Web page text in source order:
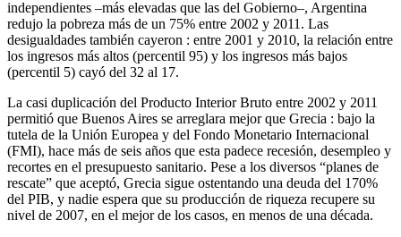
independientes –más elevadas que las del Gobierno–, Argentina
redujo la pobreza más de un 75% entre 2002 y 2011. Las
desigualdades también cayeron : entre 2001 y 2010, la relación entre
los ingresos más altos (percentil 95) y los ingresos más bajos
(percentil 5) cayó del 32 al 17.
La casi duplicación del Producto Interior Bruto entre 2002 y 2011
permitió que Buenos Aires se arreglara mejor que Grecia : bajo la
tutela de la Unión Europea y del Fondo Monetario Internacional
(FMI), hace más de seis años que esta padece recesión, desempleo y
recortes en el presupuesto sanitario. Pese a los diversos “planes de
rescate” que aceptó, Grecia sigue ostentando una deuda del 170%
del PIB, y nadie espera que su producción de riqueza recupere su
nivel de 2007, en el mejor de los casos, en menos de una década.